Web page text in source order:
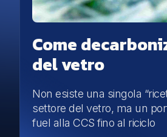
Come
del vetro
Non esiste una singola
settore del vetro, ma un
fuel alla CCS fino al riciclo